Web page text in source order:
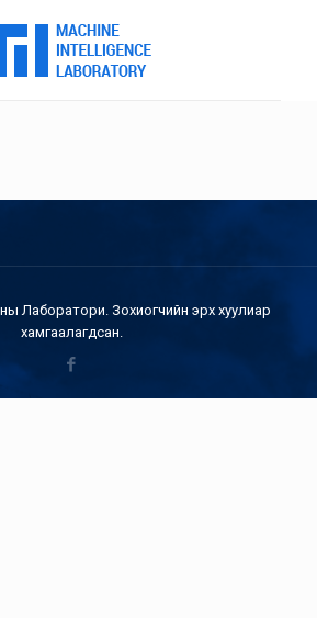
Лаборатори. Зохиогчийн эрх хуулиар
хамгаалагдсан.